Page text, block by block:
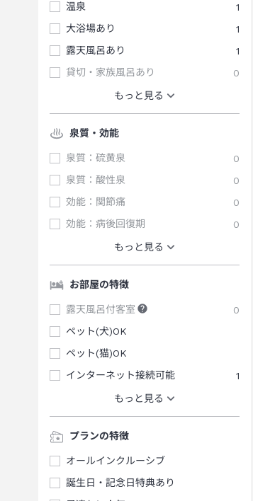
温泉
1
大浴場あり
1
露天風呂あり
1
貸切・家族風呂あり
0
もっと見る
泉質・効能
泉質：硫黄泉
0
泉質：酸性泉
0
効能：関節痛
0
効能：病後回復期
0
もっと見る
お部屋の特徴
露天風呂付客室
0
ペット(犬)OK
ペット(猫)OK
インターネット接続可能
1
もっと見る
プランの特徴
オールインクルーシブ
誕生日・記念日特典あり